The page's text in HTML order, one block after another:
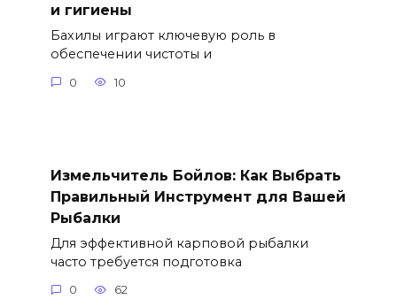
и гигиены
Бахилы играют ключевую роль в
обеспечении чистоты и
0 10
Измельчитель Бойлов: Как Выбрать
Правильный Инструмент для Вашей
Рыбалки
Для эффективной карповой рыбалки
часто требуется подготовка
0 62